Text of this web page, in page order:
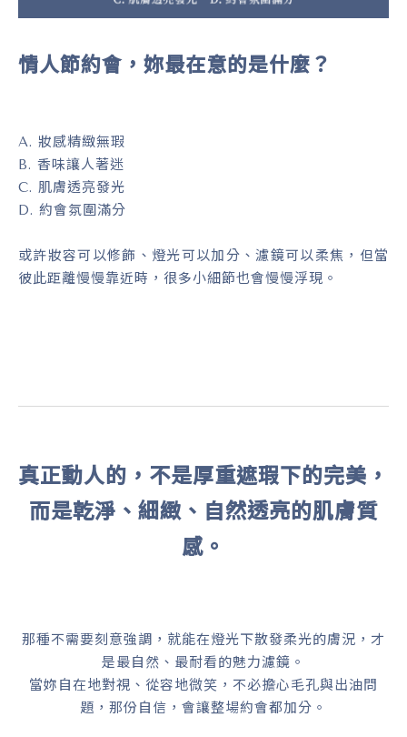
情人節約會，妳最在意的是什麼？
A. 妝感精緻無瑕
B. 香味讓人著迷
C. 肌膚透亮發光
D. 約會氛圍滿分
或許妝容可以修飾、燈光可以加分、濾鏡可以柔焦，但當
彼此距離慢慢靠近時，很多小細節也會慢慢浮現。
真正動人的，不是厚重遮瑕下的完美，
而是乾淨、細緻、自然透亮的肌膚質
感。
那種不需要刻意強調，就能在燈光下散發柔光的膚況，才
是最自然、最耐看的魅力濾鏡。
當妳自在地對視、從容地微笑，不必擔心毛孔與出油問
題，那份自信，會讓整場約會都加分。